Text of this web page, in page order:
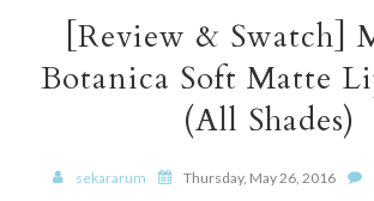
[Review & Swatch]
Botanica Soft Matte
(All Shades)
sekararum Thursday, May 26, 2016